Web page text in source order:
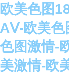
欧美色图
AⅤ-欧美色
色图激情-
美激情-欧